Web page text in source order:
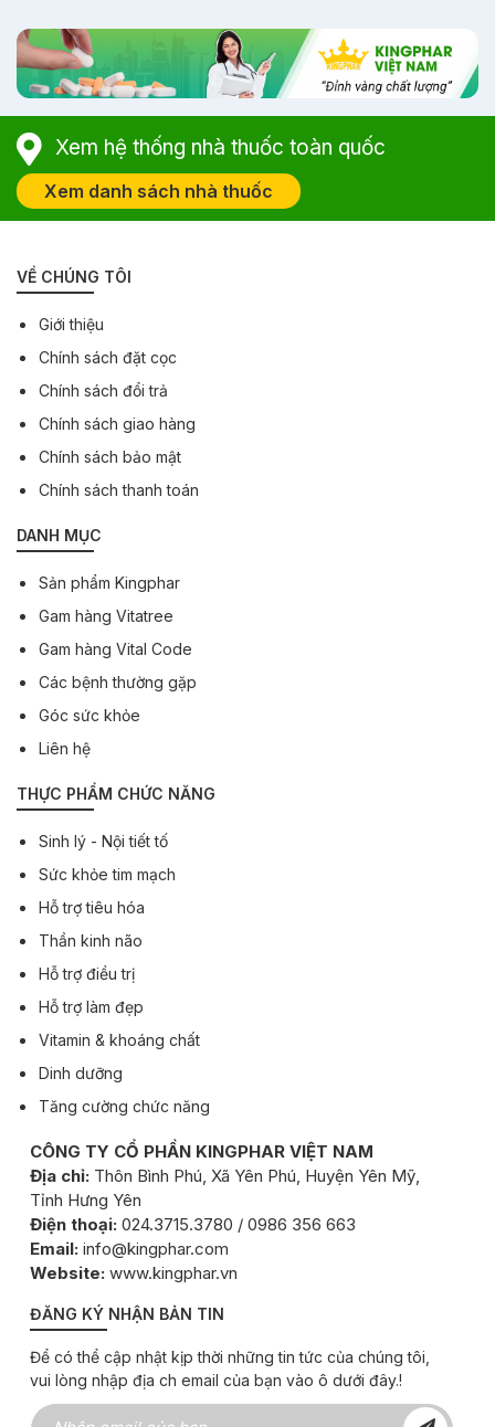
Xem hệ thống nhà thuốc toàn quốc
Xem danh sách nhà thuốc
VỀ CHÚNG TÔI
Giới thiệu
Chính sách đặt cọc
Chính sách đổi trả
Chính sách giao hàng
Chính sách bảo mật
Chính sách thanh toán
DANH MỤC
Sản phẩm Kingphar
Gam hàng Vitatree
Gam hàng Vital Code
Các bệnh thường gặp
Góc sức khỏe
Liên hệ
THỰC PHẨM CHỨC NĂNG
Sinh lý - Nội tiết tố
Sức khỏe tim mạch
Hỗ trợ tiêu hóa
Thần kinh não
Hỗ trợ điều trị
Hỗ trợ làm đẹp
Vitamin & khoáng chất
Dinh dưỡng
Tăng cường chức năng
CÔNG TY CỔ PHẦN KINGPHAR VIỆT NAM
Địa chỉ: Thôn Bình Phú, Xã Yên Phú, Huyện Yên Mỹ,
Tỉnh Hưng Yên
Điện thoại: 024.3715.3780 / 0986 356 663
Email: info@kingphar.com
Website: www.kingphar.vn
ĐĂNG KÝ NHẬN BẢN TIN
Để có thể cập nhật kịp thời những tin tức của chúng tôi,
vui lòng nhập địa ch email của bạn vào ô dưới đây.!